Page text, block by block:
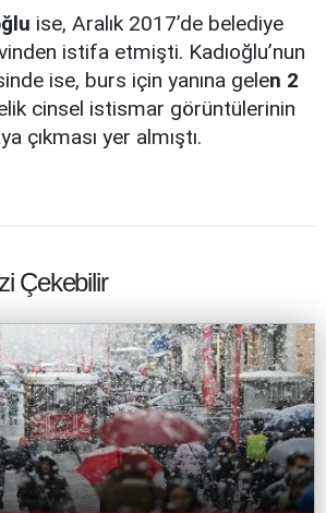
ise, Aralık 2017’de belediye
istifa etmişti. Kadıoğlu’nun
ise, burs için yanına gelen 2
cinsel istismar görüntülerinin
çıkması yer almıştı.
Çekebilir